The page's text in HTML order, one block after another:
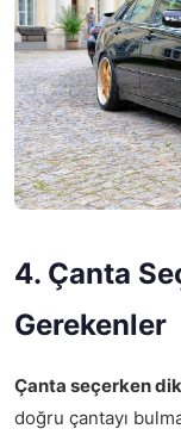
4. Çanta
Gerekenler
Çanta seçerken
doğru çantayı